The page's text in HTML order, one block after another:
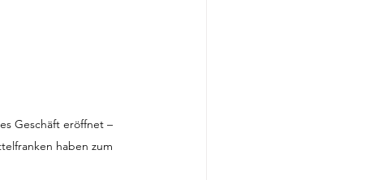
Geschäft eröffnet –
haben zum